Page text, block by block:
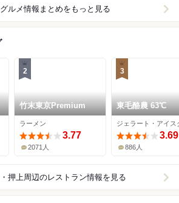
ルメ情報まとめをもっと見る
2
竹末東京Premium
ラーメン
3.77
2071人
3
東毛酪農 63℃
3.69
886人
押上周辺のレストラン情報を見る